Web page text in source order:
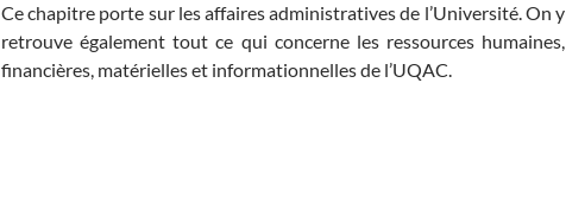
Ce chapitre porte sur les affaires administratives de l’Université. On y
retrouve également tout ce qui concerne les ressources humaines,
financières, matérielles et informationnelles de l’UQAC.